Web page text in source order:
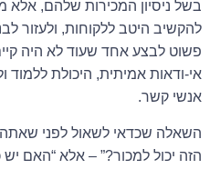
בשל ניסיון המכירות שלהם, אלא
אי-ודאות אמיתית, היכולת ללמוד
אנשי קשר.
השאלה שכדאי לשאול לפני
הזה יכול למכור?” – אלא “האם